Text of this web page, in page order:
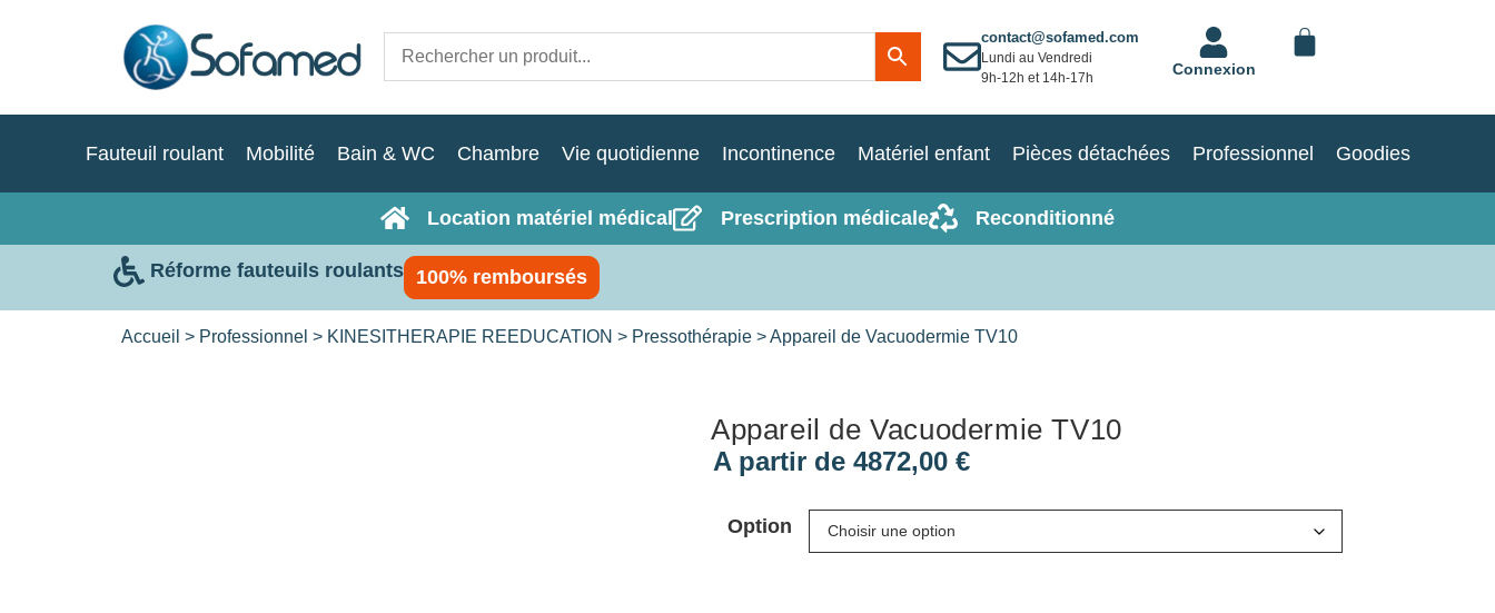
contact@sofamed.com
Lundi au Vendredi
9h-12h et 14h-17h
Connexion
Fauteuil roulant Mobilité Bain & WC Chambre Vie quotidienne Incontinence Matériel enfant Pièces détachées Professionnel Goodies
Location matériel médical Prescription médicale Reconditionné
Réforme fauteuils roulants 100% remboursés
Accueil > Professionnel > KINESITHERAPIE REEDUCATION > Pressothérapie > Appareil de Vacuodermie TV10
Appareil de Vacuodermie TV10
A partir de 4872,00 €
Option